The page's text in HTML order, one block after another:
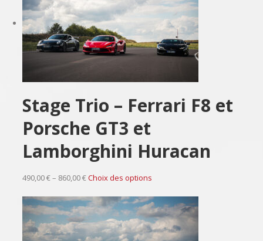
Stage Trio – Ferrari F8 et
Porsche GT3 et
Lamborghini Huracan
490,00 € – 860,00 €Choix des options